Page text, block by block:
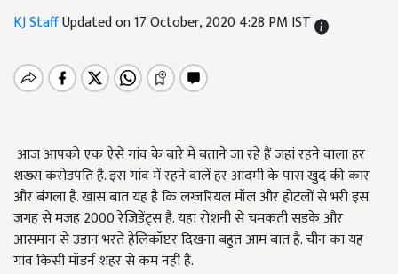
KJ StaffUpdated on 17 October, 2020 4:28 PM IST
आज आपको एक ऐसे गांव के बारे में बताने जा रहे हैं जहां रहने वाला हर
शख्स करोडपति है. इस गांव में रहने वालें हर आदमी के पास खुद की कार
और बंगला है. खास बात यह है कि लग्जरियल मॉल और होटलों से भरी इस
जगह से मजह 2000 रेजिडेंट्स है. यहां रोशनी से चमकती सडके और
आसमान से उडान भरते हेलिकॉप्टर दिखना बहुत आम बात है. चीन का यह
गांव किसी मॉडर्न शहर से कम नहीं है.